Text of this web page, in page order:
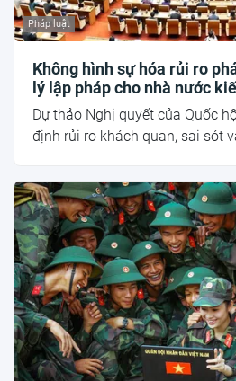
Pháp luật
Không hình sự hóa rủi ro
lý lập pháp cho nhà nước
Dự thảo Nghị quyết của Quốc
định rủi ro khách quan, sai sót